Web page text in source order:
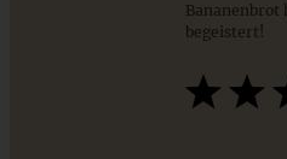
Bananenbrot
begeistert!